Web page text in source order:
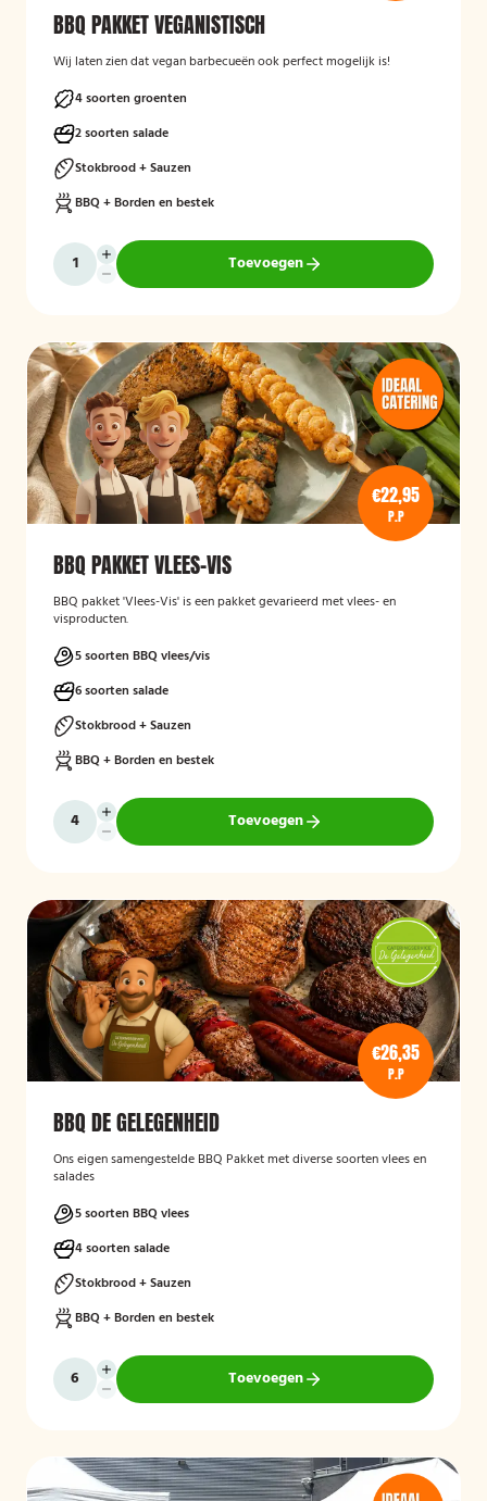
BBQ PAKKET VEGANISTISCH
Wij laten zien dat vegan barbecueën ook perfect mogelijk is!
4 soorten groenten
2 soorten salade
Stokbrood + Sauzen
BBQ + Borden en bestek
Toevoegen
€22,95
P.P
BBQ PAKKET VLEES-VIS
BBQ pakket 'Vlees-Vis' is een pakket gevarieerd met vlees- en
visproducten.
5 soorten BBQ vlees/vis
6 soorten salade
Stokbrood + Sauzen
BBQ + Borden en bestek
Toevoegen
€26,35
P.P
BBQ DE GELEGENHEID
Ons eigen samengestelde BBQ Pakket met diverse soorten vlees en
salades
5 soorten BBQ vlees
4 soorten salade
Stokbrood + Sauzen
BBQ + Borden en bestek
Toevoegen